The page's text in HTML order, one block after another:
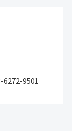
6272-9501